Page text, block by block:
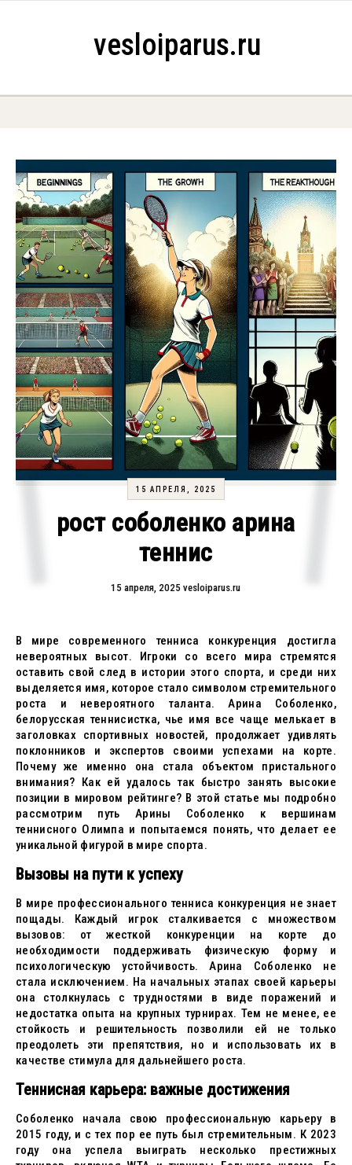
vesloiparus.ru
15 АПРЕЛЯ, 2025
рост соболенко арина
теннис
15 апреля, 2025 vesloiparus.ru
В мире современного тенниса конкуренция достигла
невероятных высот. Игроки со всего мира стремятся
оставить свой след в истории этого спорта, и среди них
выделяется имя, которое стало символом стремительного
роста и невероятного таланта. Арина Соболенко,
белорусская теннисистка, чье имя все чаще мелькает в
заголовках спортивных новостей, продолжает удивлять
поклонников и экспертов своими успехами на корте.
Почему же именно она стала объектом пристального
внимания? Как ей удалось так быстро занять высокие
позиции в мировом рейтинге? В этой статье мы подробно
рассмотрим путь Арины Соболенко к вершинам
теннисного Олимпа и попытаемся понять, что делает ее
уникальной фигурой в мире спорта.
Вызовы на пути к успеху
В мире профессионального тенниса конкуренция не знает
пощады. Каждый игрок сталкивается с множеством
вызовов: от жесткой конкуренции на корте до
необходимости поддерживать физическую форму и
психологическую устойчивость. Арина Соболенко не
стала исключением. На начальных этапах своей карьеры
она столкнулась с трудностями в виде поражений и
недостатка опыта на крупных турнирах. Тем не менее, ее
стойкость и решительность позволили ей не только
преодолеть эти препятствия, но и использовать их в
качестве стимула для дальнейшего роста.
Теннисная карьера: важные достижения
Соболенко начала свою профессиональную карьеру в
2015 году, и с тех пор ее путь был стремительным. К 2023
году она успела выиграть несколько престижных